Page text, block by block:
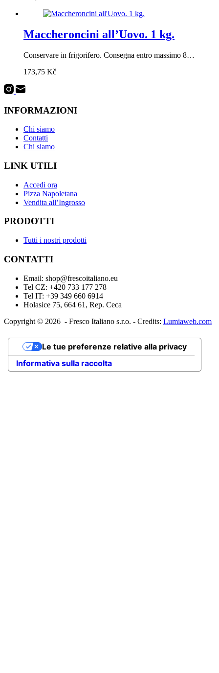
Maccheroncini all’Uovo. 1 kg.
Conservare in frigorifero. Consegna entro massimo 8…
173,75 Kč
INFORMAZIONI
Chi siamo
Contatti
Chi siamo
LINK UTILI
Accedi ora
Pizza Napoletana
Vendita all’Ingrosso
PRODOTTI
Tutti i nostri prodotti
CONTATTI
Email: shop@frescoitaliano.eu
Tel CZ: +420 733 177 278
Tel IT: +39 349 660 6914
Holasice 75, 664 61, Rep. Ceca
Copyright © 2026 - Fresco Italiano s.r.o. - Credits: Lumiaweb.com
Informativa sulla raccolta
Le tue preferenze relative alla privacy